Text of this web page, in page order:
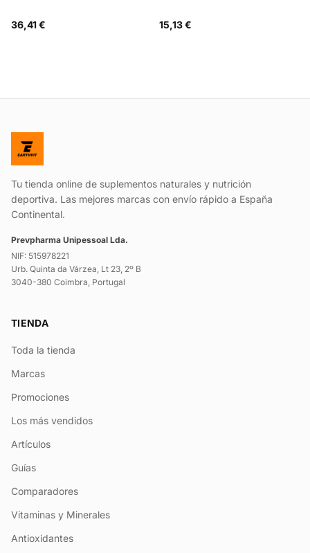
36,41 € 15,13 €
Tu tienda online de suplementos naturales y nutrición
deportiva. Las mejores marcas con envío rápido a España
Continental.
Prevpharma Unipessoal Lda.
NIF: 515978221
Urb. Quinta da Várzea, Lt 23, 2º B
3040-380 Coimbra, Portugal
TIENDA
Toda la tienda
Marcas
Promociones
Los más vendidos
Artículos
Guías
Comparadores
Vitaminas y Minerales
Antioxidantes